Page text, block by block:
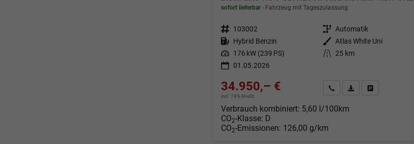
sofort lieferbar Fahrzeug mit Tageszulassung
Fahrzeugnr. 103002 Getriebe Automatik
Kraftstoff Hybrid Benzin Außenfarbe Atlas White Uni
Leistung 176 kW (239 PS) Kilometerstand 25 km
01.05.2026
34.950,– €
incl. 19% MwSt.
Angebot anfordern
Fahrzeugexpose (PDF)
Verbrauch kombiniert: 5,60 l/100km
CO2-Klasse: D
CO2-Emissionen: 126,00 g/km